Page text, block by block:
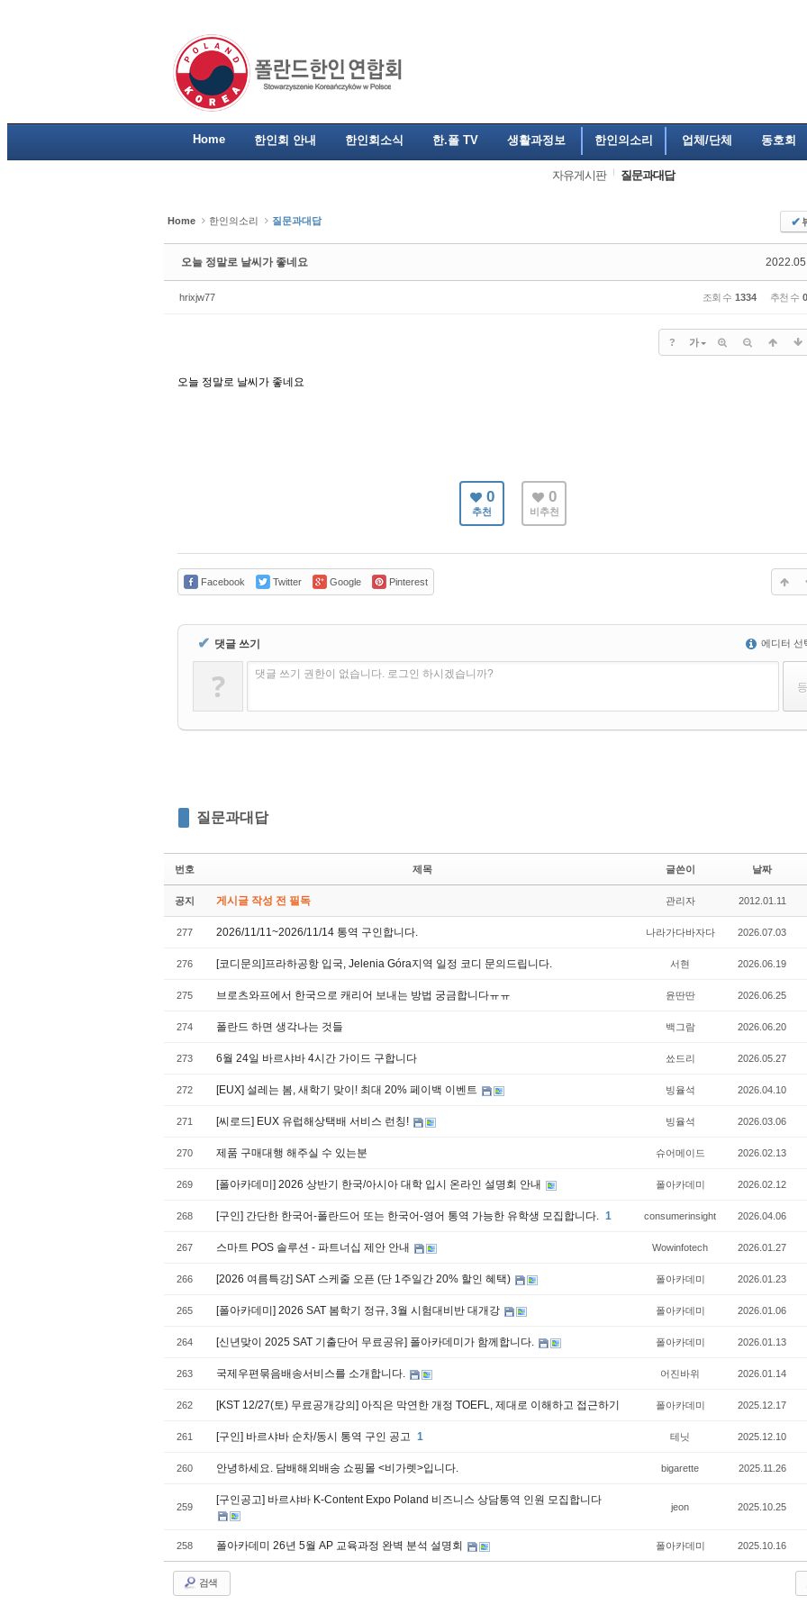
Home 한인회 안내 한인회소식 한.폴 TV 생활과정보 한인의소리 업체/단체 동호회
자유게시판 질문과대답
Home 한인의소리 질문과대답 ✔
오늘 정말로 날씨가 좋네요
hrixjw77 조회 수 1334 추천 수 0
? 가
오늘 정말로 날씨가 좋네요
0
추천
0
비추천
Facebook Twitter Google Pinterest
✔ 댓글 쓰기 에디터 선
? 댓글 쓰기 권한이 없습니다. 로그인 하시겠습니까?
질문과대답
번호 제목 글쓴이 날짜
공지 게시글 작성 전 필독 관리자 2012.01.11
277 2026/11/11~2026/11/14 통역 구인합니다. 나라가다바자다 2026.07.03
276 [코디문의]프라하공항 입국, Jelenia Góra지역 일정 코디 문의드립니다. 서현 2026.06.19
275 브로츠와프에서 한국으로 캐리어 보내는 방법 궁금합니다ㅠㅠ 윤딴딴 2026.06.25
274 폴란드 하면 생각나는 것들 백그람 2026.06.20
273 6월 24일 바르샤바 4시간 가이드 구합니다 쑈드리 2026.05.27
272 [EUX] 설레는 봄, 새학기 맞이! 최대 20% 페이백 이벤트 빙율석 2026.04.10
271 [씨로드] EUX 유럽해상택배 서비스 런칭! 빙율석 2026.03.06
270 제품 구매대행 해주실 수 있는분 슈어메이드 2026.02.13
269 [폴아카데미] 2026 상반기 한국/아시아 대학 입시 온라인 설명회 안내 폴아카데미 2026.02.12
268 [구인] 간단한 한국어-폴란드어 또는 한국어-영어 통역 가능한 유학생 모집합니다. 1 consumerinsight 2026.04.06
267 스마트 POS 솔루션 - 파트너십 제안 안내 Wowinfotech 2026.01.27
266 [2026 여름특강] SAT 스케줄 오픈 (단 1주일간 20% 할인 혜택) 폴아카데미 2026.01.23
265 [폴아카데미] 2026 SAT 봄학기 정규, 3월 시험대비반 대개강 폴아카데미 2026.01.06
264 [신년맞이 2025 SAT 기출단어 무료공유] 폴아카데미가 함께합니다. 폴아카데미 2026.01.13
263 국제우편묶음배송서비스를 소개합니다. 어진바위 2026.01.14
262 [KST 12/27(토) 무료공개강의] 아직은 막연한 개정 TOEFL, 제대로 이해하고 접근하기 폴아카데미 2025.12.17
261 [구인] 바르샤바 순차/동시 통역 구인 공고 1 테닛 2025.12.10
260 안녕하세요. 담배해외배송 쇼핑몰 <비가렛>입니다. bigarette 2025.11.26
259
[구인공고] 바르샤바 K-Content Expo Poland 비즈니스 상담통역 인원 모집합니다
jeon 2025.10.25
258 폴아카데미 26년 5월 AP 교육과정 완벽 분석 설명회 폴아카데미 2025.10.16
검색